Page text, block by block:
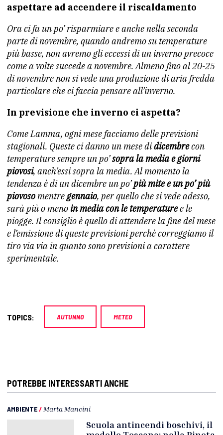
aspettare ad accendere il riscaldamento
Ora ci fa un po’ risparmiare e anche nella seconda
parte di novembre, quando andremo su temperature
più basse, non avremo gli eccessi di un inverno precoce
come a volte succede a novembre. Almeno fino al 20-25
di novembre non si vede una produzione di aria fredda
particolare che ci faccia pensare all’inverno.
In previsione che inverno ci aspetta?
Come Lamma, ogni mese facciamo delle previsioni
stagionali. Queste ci danno un mese didicembrecon
temperature sempre un po’sopra la media e giorni
piovosi, anch’essi sopra la media. Al momento la
tendenza è di un dicembre un po’più mite e un po’ più
piovoso mentregennaio, per quello che si vede adesso,
sarà più o meno in media con le temperaturee le
piogge. Il consiglio è quello di attendere la fine del mese
e l’emissione di queste previsioni perchè correggiamo il
tiro via via in quanto sono previsioni a carattere
sperimentale.
TOPICS: AUTUNNO METEO
POTREBBE INTERESSARTI ANCHE
AMBIENTE/ Marta Mancini
Scuola antincendi boschivi, il